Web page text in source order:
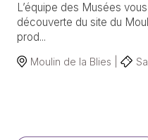
L’équipe des Musées
découverte du site du
prod...
Moulin de la Blies |